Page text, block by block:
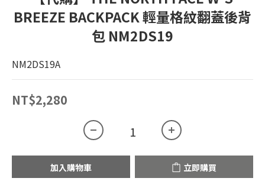
BREEZE BACKPACK 輕量格紋翻蓋後背
包 NM2DS19
NM2DS19A
NT$2,280
加入購物車 立即購買